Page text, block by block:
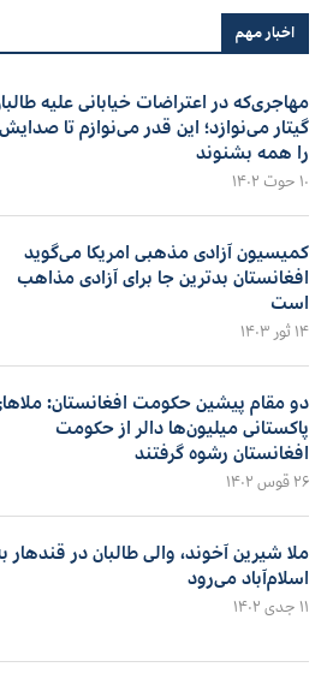
اخبار مهم
مهاجری‌که در اعتراضات خیابانی علیه
گیتار می‌نوازد؛ این قدر می‌نوازم تا صدایش
را همه بشنوند
۱۰ حوت ۱۴۰۲
کمیسیون آزادی مذهبی امریکا می‌گوید
افغانستان بدترین جا برای آزادی مذاهب
است
۱۴ ثور ۱۴۰۳
دو مقام پیشین حکومت افغانستان:
پاکستانی میلیون‌ها دالر از حکومت
افغانستان رشوه گرفتند
۲۶ قوس ۱۴۰۲
ملا شیرین آخوند، والی طالبان در قندهار
اسلام‌آباد می‌رود
۱۱ جدی ۱۴۰۲